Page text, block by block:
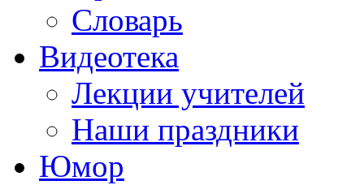
Словарь
Видеотека
Лекции учителей
Наши праздники
Юмор